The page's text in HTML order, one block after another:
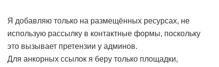
Я добавляю только на размещённых ресурсах, не
использую рассылку в контактные формы, поскольку
это вызывает претензии у админов.
Для анкорных ссылок я беру только площадки,